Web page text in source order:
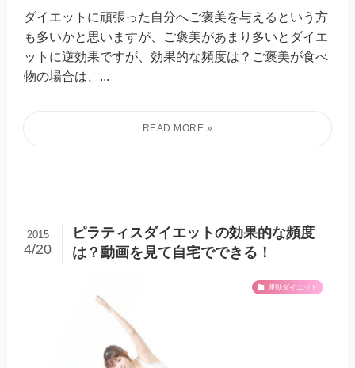
ダイエットに頑張った自分へご褒美を与えるという方
も多いかと思いますが、ご褒美があまり多いとダイエ
ットに逆効果ですが、効果的な頻度は？ご褒美が食べ
物の場合は、...
ピラティスダイエットの効果的な頻度
は？動画を見て自宅でできる！
2015
4/20
運動ダイエット